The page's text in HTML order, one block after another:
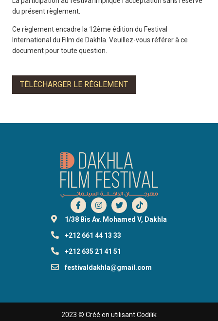
du présent règlement.
Ce règlement encadre la 12ème édition du Festival
International du Film de Dakhla. Veuillez-vous référer à ce
document pour toute question.
TÉLÉCHARGER LE RÈGLEMENT
1/38 Bis Av. Mohamed V, Dakhla
+212 661 44 13 33
+212 635 21 41 51
festivaldakhla@gmail.com
2023 © Créé en utilisant Codilik